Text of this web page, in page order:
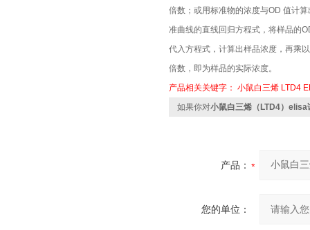
倍数；或用标准物的浓度与OD 值计算
准曲线的直线回归方程式，将样品的
代入方程式，计算出样品浓度，再乘
倍数，即为样品的实际浓度。
产品相关关键字： 小鼠白三烯 LTD4
如果你对小鼠白三烯（LTD4）elisa
产品：
您的单位：